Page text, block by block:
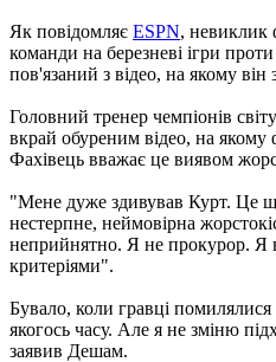
Як повідомляє ESPN, невиклик
команди на березневі ігри
пов'язаний з відео, на якому він
Головний тренер чемпіонів
вкрай обуреним відео, на якому
Фахівець вважає це виявом
"Мене дуже здивував Курт. Це
нестерпне, неймовірна
неприйнятно. Я не прокурор. Я
критеріями".
Бувало, коли гравці
якогось часу. Але я не зміню
заявив Дешам.